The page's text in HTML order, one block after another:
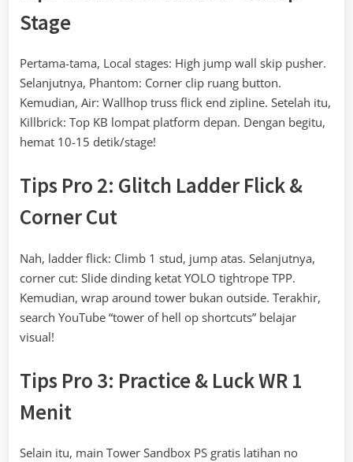
Stage
Pertama-tama, Local stages: High jump wall skip pusher.
Selanjutnya, Phantom: Corner clip ruang button.
Kemudian, Air: Wallhop truss flick end zipline. Setelah itu,
Killbrick: Top KB lompat platform depan. Dengan begitu,
hemat 10-15 detik/stage!
Tips Pro 2: Glitch Ladder Flick &
Corner Cut
Nah, ladder flick: Climb 1 stud, jump atas. Selanjutnya,
corner cut: Slide dinding ketat YOLO tightrope TPP.
Kemudian, wrap around tower bukan outside. Terakhir,
search YouTube “tower of hell op shortcuts” belajar
visual!
Tips Pro 3: Practice & Luck WR 1
Menit
Selain itu, main Tower Sandbox PS gratis latihan no